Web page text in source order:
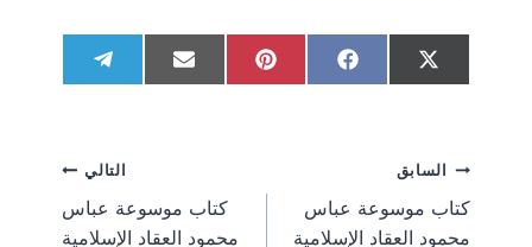
S
h
o
X
(
t
e
r
S
h
F
a
k
S
h
n
P
i
e
S
h
E
m
S
h
o
T
e
r
m
تصفّح
المقالات
السابق
كتاب موسوعة عباس
محمود العقاد الإسلامية
التالي
كتاب موسوعة عباس
محمود العقاد الإسلامية